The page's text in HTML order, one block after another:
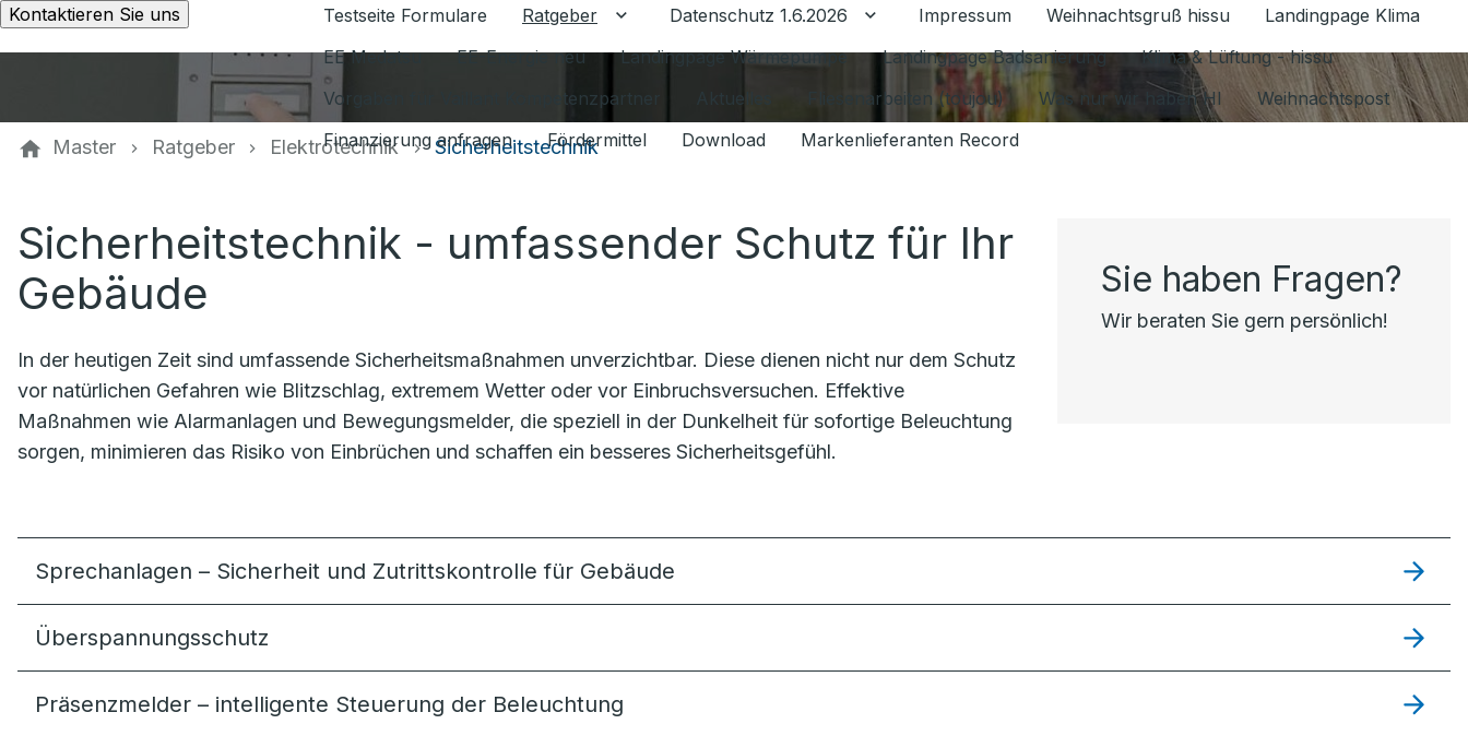
Kontaktieren Sie uns Testseite Formulare Ratgeber Untermenü für Ratgeber umschalten
Datenschutz 1.6.2026 Untermenü für Datenschutz 1.6.2026 umschalten
Impressum Weihnachtsgruß hissu
Landingpage Klima
EE Medatsu
EE-Energie neu Landingpage Wärmepumpe Landingpage Badsanierung
Klima & Lüftung - hissu
Vorgaben für Vaillant Kompetenzpartner
Aktuelles Fliesenarbeiten (toujou) Was nur wir haben HI
Weihnachtspost
Finanzierung anfragen
Fördermittel Download Markenlieferanten Record
Master Ratgeber Elektrotechnik Sicherheitstechnik
Sicherheitstechnik - umfassender Schutz für Ihr
Gebäude
In der heutigen Zeit sind umfassende Sicherheitsmaßnahmen unverzichtbar. Diese dienen nicht nur dem Schutz
vor natürlichen Gefahren wie Blitzschlag, extremem Wetter oder vor Einbruchsversuchen. Effektive
Maßnahmen wie Alarmanlagen und Bewegungsmelder, die speziell in der Dunkelheit für sofortige Beleuchtung
sorgen, minimieren das Risiko von Einbrüchen und schaffen ein besseres Sicherheitsgefühl.
Sie haben Fragen?
Wir beraten Sie gern persönlich!
Sprechanlagen – Sicherheit und Zutrittskontrolle für Gebäude
Überspannungsschutz
Präsenzmelder – intelligente Steuerung der Beleuchtung